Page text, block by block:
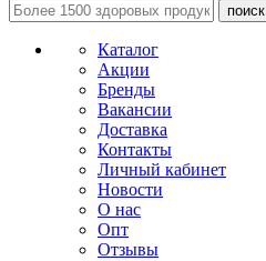
поиск
Каталог
Акции
Бренды
Вакансии
Доставка
Контакты
Личный кабинет
Новости
О нас
Опт
Отзывы